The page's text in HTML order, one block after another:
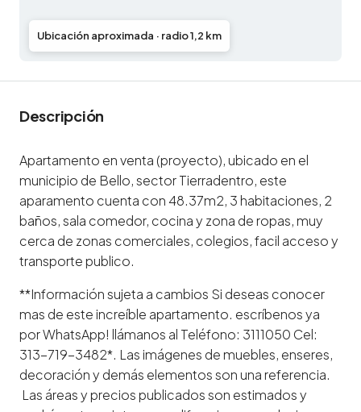
Ubicación aproximada · radio 1,2 km
Descripción
Apartamento en venta (proyecto), ubicado en el
municipio de Bello, sector Tierradentro, este
aparamento cuenta con 48.37m2, 3 habitaciones, 2
baños, sala comedor, cocina y zona de ropas, muy
cerca de zonas comerciales, colegios, facil acceso y
transporte publico.
**Información sujeta a cambios Si deseas conocer
mas de este increíble apartamento. escríbenos ya
por WhatsApp! llámanos al Teléfono: 3111050 Cel:
313-719-3482*. Las imágenes de muebles, enseres,
decoración y demás elementos son una referencia.
Las áreas y precios publicados son estimados y